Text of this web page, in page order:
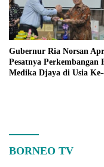
Gubernur Ria Norsan
Pesatnya Perkembangan
Medika Djaya di Usia
BORNEO TV